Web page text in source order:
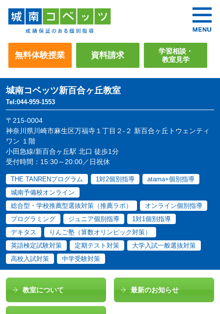
無料体験授業 資料請求
学習相談・
教室見学
城南コベッツ新百合ヶ丘教室
Tel:044-959-1553
〒215-0004
神奈川県川崎市麻生区万福寺１丁目２-２ 新百合ヶ丘トウェンティ
ワン １階
小田急線/新百合ヶ丘駅 北口 徒歩1分
受付時間：15:30～20:00／日祝休
THE TANRENプログラム 1対2個別指導
atama+個別指導
城南予備校オンライン
総合型・学校推薦型選抜対策（推薦ラボ）
オンライン個別指導
プログラミング
ジュニア個別指導
1対1個別指導
デキタス
りんご塾（算数オリンピック対策）
英語検定試験対策
定期テスト対策
大学入試一般選抜対策
高校入試対策
中学受験対策
教室について 最新のお知らせ